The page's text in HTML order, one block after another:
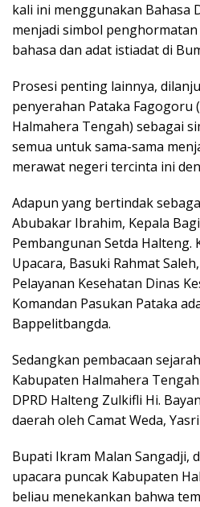
kali ini menggunakan Bahasa
menjadi simbol
bahasa dan adat istiadat di
Prosesi penting lainnya,
penyerahan Pataka Fagogoru
Halmahera Tengah) sebagai
semua untuk sama-sama
merawat negeri tercinta ini
Adapun yang bertindak
Abubakar Ibrahim, Kepala
Pembangunan Setda Halteng.
Upacara, Basuki Rahmat
Pelayanan Kesehatan Dinas
Komandan Pasukan Pataka
Bappelitbangda.
Sedangkan pembacaan
Kabupaten Halmahera
DPRD Halteng Zulkifli Hi.
daerah oleh Camat Weda,
Bupati Ikram Malan Sangadji,
upacara puncak Kabupaten
beliau menekankan bahwa